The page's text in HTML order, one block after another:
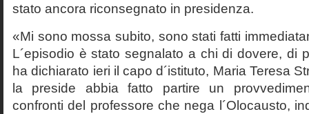
stato ancora riconsegnato in presidenza.
«Mi sono mossa subito, sono stati fatti
L´episodio è stato segnalato a chi di dovere, di
ha dichiarato ieri il capo d´istituto, Maria Teresa
la preside abbia fatto partire un
confronti del professore che nega l´Olocausto,